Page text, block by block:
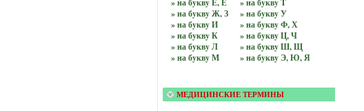
» на бyквy Е, Ё
» на бyквy Ж, З
» на бyквy И
» на бyквy К
» на бyквy Л
» на бyквy М
» на бyквy Т
» на бyквy У
» на бyквy Ф, Х
» на бyквy Ц, Ч
» на бyквy Ш, Щ
» на бyквy Э, Ю, Я
МЕДИЦИНСКИЕ ТЕРМИНЫ